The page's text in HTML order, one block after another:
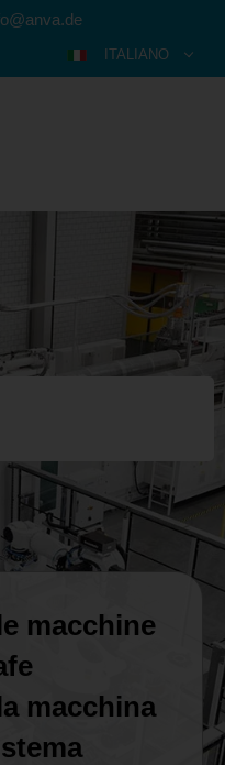
FRANÇAIS
ITALIANO
日本語
中文
TÜRKÇE
MAGYAR
NEDERLANDS
macchine
macchina